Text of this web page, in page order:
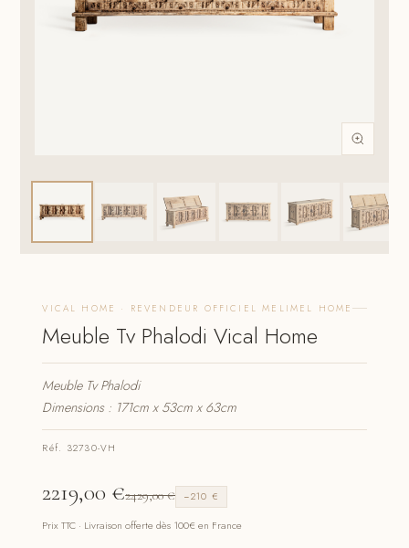
VICAL HOME · REVENDEUR OFFICIEL MELIMEL HOME
Meuble Tv Phalodi Vical Home
Meuble Tv Phalodi
Dimensions : 171cm x 53cm x 63cm
Réf. 32730-VH
2219,00 €2429,00€ −210 €
Prix TTC · Livraison offerte dès 100€ en France